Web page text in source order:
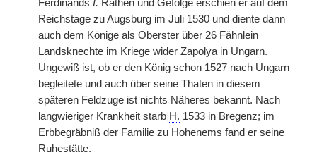
Ferdinands I. Räthen und Gefolge erschien er auf dem
Reichstage zu Augsburg im Juli 1530 und diente dann
auch dem Könige als Oberster über 26 Fähnlein
Landsknechte im Kriege wider Zapolya in Ungarn.
Ungewiß ist, ob er den König schon 1527 nach Ungarn
begleitete und auch über seine Thaten in diesem
späteren Feldzuge ist nichts Näheres bekannt. Nach
langwieriger Krankheit starb H. 1533 in Bregenz; im
Erbbegräbniß der Familie zu Hohenems fand er seine
Ruhestätte.